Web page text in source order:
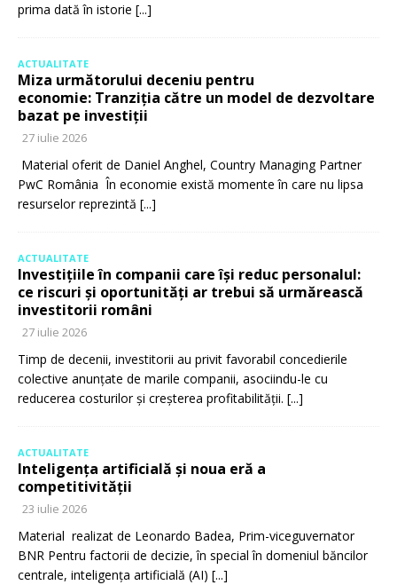
prima dată în istorie [...]
ACTUALITATE
Miza următorului deceniu pentru
economie: Tranziția către un model de dezvoltare
bazat pe investiții
27 iulie 2026
Material oferit de Daniel Anghel, Country Managing Partner
PwC România În economie există momente în care nu lipsa
resurselor reprezintă [...]
ACTUALITATE
Investițiile în companii care își reduc personalul:
ce riscuri și oportunități ar trebui să urmărească
investitorii români
27 iulie 2026
Timp de decenii, investitorii au privit favorabil concedierile
colective anunțate de marile companii, asociindu-le cu
reducerea costurilor și creșterea profitabilității. [...]
ACTUALITATE
Inteligența artificială și noua eră a
competitivității
23 iulie 2026
Material realizat de Leonardo Badea, Prim-viceguvernator
BNR Pentru factorii de decizie, în special în domeniul băncilor
centrale, inteligența artificială (AI) [...]